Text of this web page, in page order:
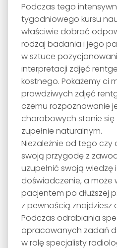
Podczas tego
tygodniowego kursu
właściwie dobrać
rodzaj badania i jego
w sztuce
interpretacji zdjęć
kostnego. Pokażemy ci
prawdziwych zdjęć
czemu rozpoznawanie
chorobowych stanie
zupełnie naturalnym.
Niezależnie od tego czy
swoją przygodę z
uzupełnić swoją
doświadczenie, a może
pacjentem po dłuższej
z pewnością znajdziesz
Podczas odrabiania
opracowanych zadań
w rolę specjalisty